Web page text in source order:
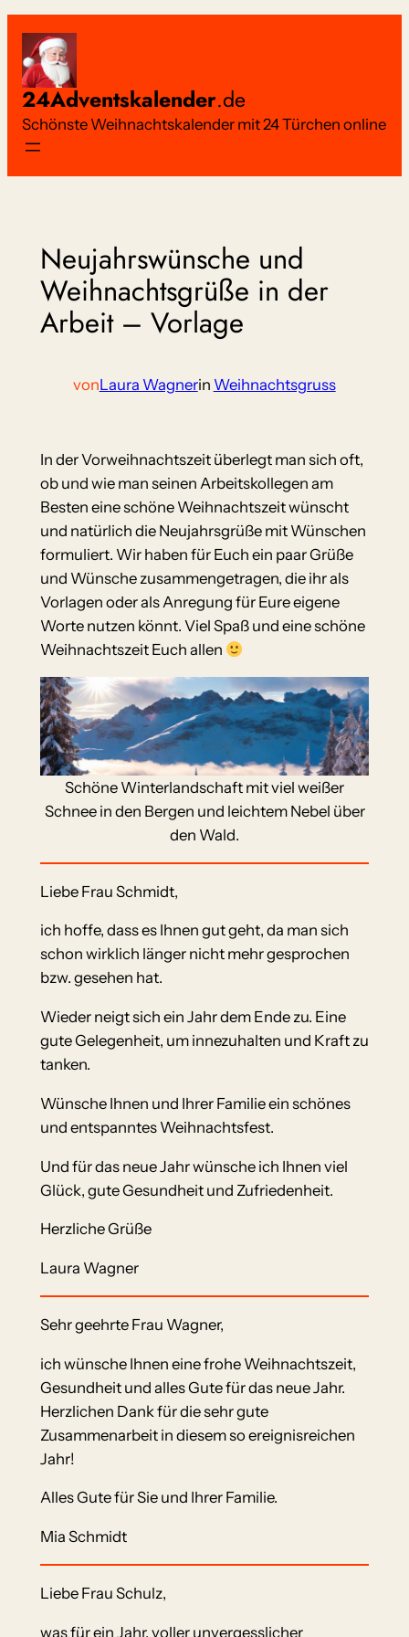
Inhalt
springen
24Adventskalender.de
Schönste Weihnachtskalender mit 24 Türchen online
Neujahrswünsche und
Weihnachtsgrüße in der
Arbeit – Vorlage
vonLaura Wagnerin Weihnachtsgruss
In der Vorweihnachtszeit überlegt man sich oft,
ob und wie man seinen Arbeitskollegen am
Besten eine schöne Weihnachtszeit wünscht
und natürlich die Neujahrsgrüße mit Wünschen
formuliert. Wir haben für Euch ein paar Grüße
und Wünsche zusammengetragen, die ihr als
Vorlagen oder als Anregung für Eure eigene
Worte nutzen könnt. Viel Spaß und eine schöne
Weihnachtszeit Euch allen
Schöne Winterlandschaft mit viel weißer
Schnee in den Bergen und leichtem Nebel über
den Wald.
Liebe Frau Schmidt,
ich hoffe, dass es Ihnen gut geht, da man sich
schon wirklich länger nicht mehr gesprochen
bzw. gesehen hat.
Wieder neigt sich ein Jahr dem Ende zu. Eine
gute Gelegenheit, um innezuhalten und Kraft zu
tanken.
Wünsche Ihnen und Ihrer Familie ein schönes
und entspanntes Weihnachtsfest.
Und für das neue Jahr wünsche ich Ihnen viel
Glück, gute Gesundheit und Zufriedenheit.
Herzliche Grüße
Laura Wagner
Sehr geehrte Frau Wagner,
ich wünsche Ihnen eine frohe Weihnachtszeit,
Gesundheit und alles Gute für das neue Jahr.
Herzlichen Dank für die sehr gute
Zusammenarbeit in diesem so ereignisreichen
Jahr!
Alles Gute für Sie und Ihrer Familie.
Mia Schmidt
Liebe Frau Schulz,
was für ein Jahr, voller unvergesslicher